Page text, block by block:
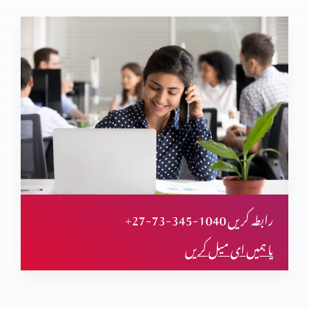
متی کی انجیل کا تنقیدی تجزیہ (پارٹ 25)
متی کی انجیل کا تنقیدی تجزیہ (پارٹ 24)
متی کی انجیل کا تنقیدی تجزیہ (پارٹ 23)
متی کی انجیل کا تنقیدی تجزیہ (پارٹ 22)
+27-73-345-1040 رابطہ کریں
یا ہمیں ای میل کریں